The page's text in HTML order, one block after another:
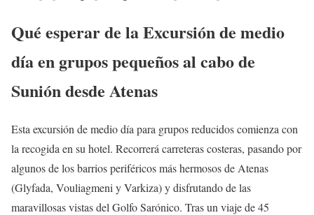
Qué esperar de la Excursión de medio
día en grupos pequeños al cabo de
Sunión desde Atenas
Esta excursión de medio día para grupos reducidos comienza con
la recogida en su hotel. Recorrerá carreteras costeras, pasando por
algunos de los barrios periféricos más hermosos de Atenas
(Glyfada, Vouliagmeni y Varkiza) y disfrutando de las
maravillosas vistas del Golfo Sarónico. Tras un viaje de 45